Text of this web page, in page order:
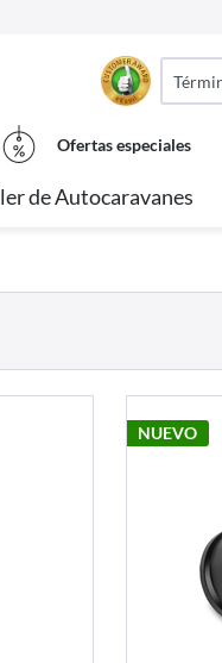
Ofertas especiales
de Autocaravanes
NUEVO